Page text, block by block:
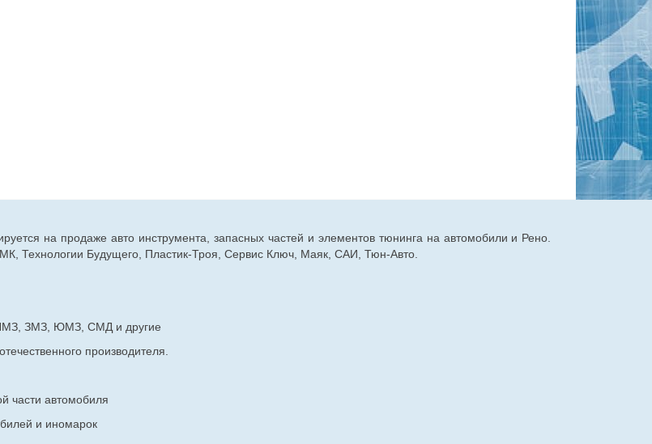
на продаже авто инструмента, запасных частей и элементов тюнинга на автомобили и Рено.
Технологии Будущего, Пластик-Троя, Сервис Ключ, Маяк, САИ, Тюн-Авто.
ЯМЗ, ЗМЗ, ЮМЗ, СМД и другие
производителя.
части автомобиля
и иномарок